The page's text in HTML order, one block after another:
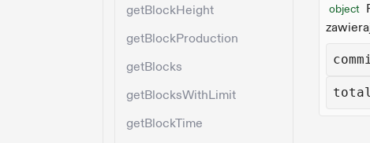
getBlockHeight
getBlockProduction
getBlocks
getBlocksWithLimit
getBlockTime
object